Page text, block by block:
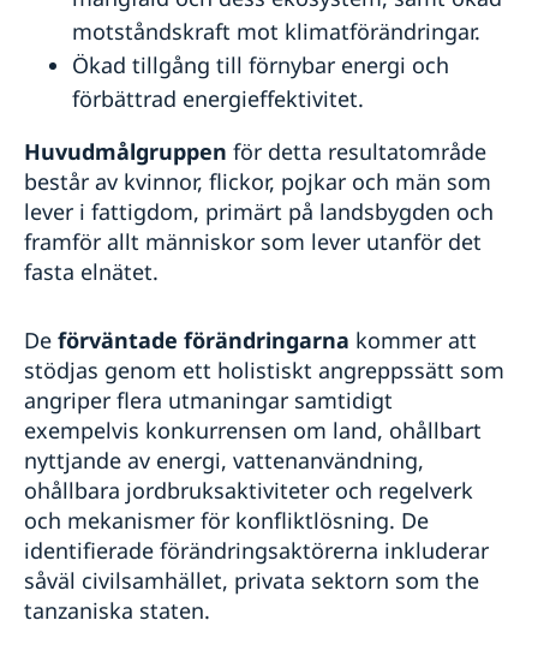
motståndskraft mot klimatförändringar.
Ökad tillgång till förnybar energi och
förbättrad energieffektivitet.
Huvudmålgruppen för detta resultatområde
består av kvinnor, flickor, pojkar och män som
lever i fattigdom, primärt på landsbygden och
framför allt människor som lever utanför det
fasta elnätet.
De förväntade förändringarna kommer att
stödjas genom ett holistiskt angreppssätt som
angriper flera utmaningar samtidigt
exempelvis konkurrensen om land, ohållbart
nyttjande av energi, vattenanvändning,
ohållbara jordbruksaktiviteter och regelverk
och mekanismer för konfliktlösning. De
identifierade förändringsaktörerna inkluderar
såväl civilsamhället, privata sektorn som the
tanzaniska staten.